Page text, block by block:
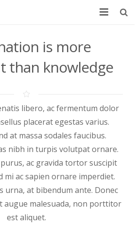
is more
than knowledge
libero, ac fermentum dolor
placerat egestas varius.
at massa sodales faucibus.
nibh in turpis volutpat ornare.
ac gravida tortor suscipit
mi ac sapien ornare imperdiet.
urna, at bibendum ante. Donec
augue malesuada, non porttitor
est aliquet.